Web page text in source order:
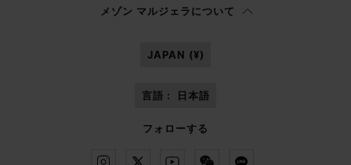
プライバシーポリシー を読み、私はマルジェラ S.A.S.U. が
の 3.1.b) 項に記載されたマーケティング*目的のために私の個人データを
メゾン マルジェラについて
JAPAN (¥)
言語 : 日本語
フォローする